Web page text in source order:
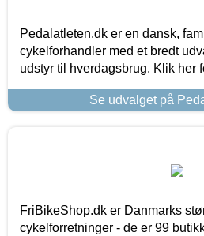
Pedalatleten.dk er en dansk,
cykelforhandler med et bredt
udstyr til hverdagsbrug. Klik her
Se udvalget på
FriBikeShop.dk er Danmarks
cykelforretninger - de er 99